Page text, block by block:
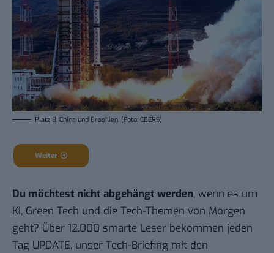
Platz 8: China und Brasilien. (Foto: CBERS)
Weiter
Du möchtest nicht abgehängt werden, wenn es um
KI, Green Tech und die Tech-Themen von Morgen
geht? Über 12.000 smarte Leser bekommen jeden
Tag UPDATE, unser Tech-Briefing mit den